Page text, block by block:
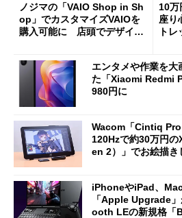
ノジマの「VAIO Shop in Sh
op」でカスタマイズVAIOを
購入可能に 店頭でデザイン
10万
座り
ト
エンタメや作業を大
た「Xiaomi Redmi
980円に
Wacom「Cintiq
120Hzで約30万円
en 2）」でお絵描き
iPhoneやiPad、
「Apple Upgrade
ooth LEの新規格